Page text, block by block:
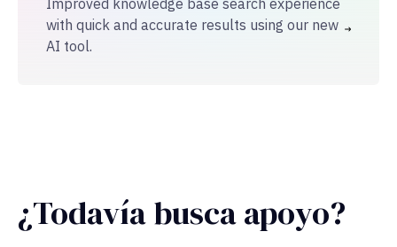
Improved knowledge base search experience
with quick and accurate results using our new
AI tool.
¿Todavía busca apoyo?